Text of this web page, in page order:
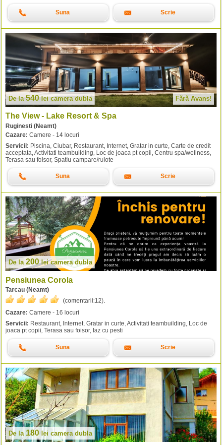
Suna Scrie
De la540leicamera dubla Fără Avans!
The View - Lake Resort & Spa
Ruginesti (Neamt)
Cazare: Camere - 14 locuri
Servicii: Piscina, Ciubar, Restaurant, Internet, Gratar in curte, Carte de credit
acceptata, Activitati teambuilding, Loc de joaca pt copii, Centru spa/wellness,
Terasa sau foisor, Spatiu campare/rulote
Suna Scrie
De la 200leicamera dubla
Pensiunea Corola
Tarcau (Neamt)
(comentarii:12).
Cazare: Camere - 16 locuri
Servicii: Restaurant, Internet, Gratar in curte, Activitati teambuilding, Loc de
joaca pt copii, Terasa sau foisor, Iaz cu pesti
Suna Scrie
De la 180 lei camera dubla